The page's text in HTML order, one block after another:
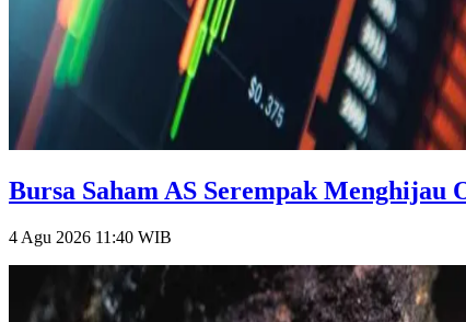
Bursa Saham AS Serempak Menghijau
4 Agu 2026 11:40 WIB